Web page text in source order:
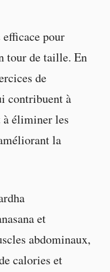
pour
tour de taille. En
de
contribuent à
à éliminer les
la
et
abdominaux,
calories et